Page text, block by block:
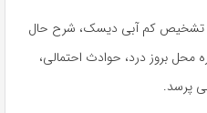
تشخیص کم آبی دیسک، شرح حال
محل بروز درد، حوادث احتمالی،
پرسد.